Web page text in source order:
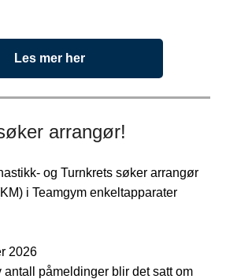
Les mer her
arrangør!
og Turnkrets søker arrangør
i Teamgym enkeltapparater
2026
antall påmeldinger blir det satt om